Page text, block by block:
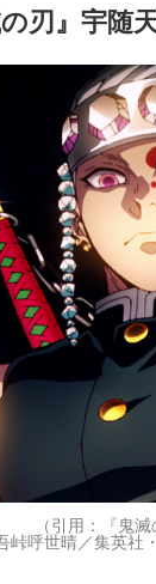
刃』宇随
（引用：『鬼滅
峠呼世晴／集英社